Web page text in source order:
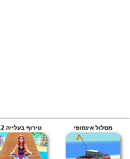
מסלול אינסופי טירוף בעלייה 12